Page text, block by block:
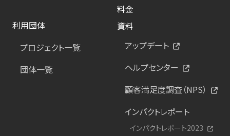
料金
利用団体
プロジェクト一覧
団体一覧
資料
アップデート
ヘルプセンター
顧客満足度調査（NPS）
インパクトレポート
インパクトレポート2023